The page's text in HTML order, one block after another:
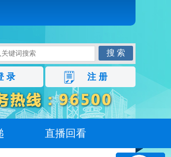
搜 索
录 注 册
直播回看